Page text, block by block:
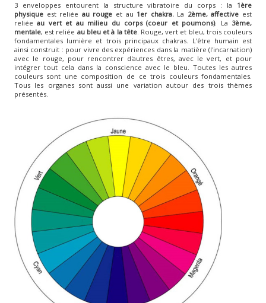
3 enveloppes entourent la structure vibratoire du corps : la 1ère
physiqueest reliée au rouge et au 1er chakra. La 2ème, affective est
reliéeau vert et au milieu du corps (coeur et poumons). La 3ème,
mentale, est reliée au bleu et à la tête. Rouge, vert et bleu, trois couleurs
fondamentales lumière et trois principaux chakras. L'être humain est
ainsi construit : pour vivre des expériences dans la matière (l'incarnation)
avec le rouge, pour rencontrer d'autres êtres, avec le vert, et pour
intégrer tout cela dans la conscience avec le bleu. Toutes les autres
couleurs sont une composition de ce trois couleurs fondamentales.
Tous les organes sont aussi une variation autour des trois thèmes
présentés.